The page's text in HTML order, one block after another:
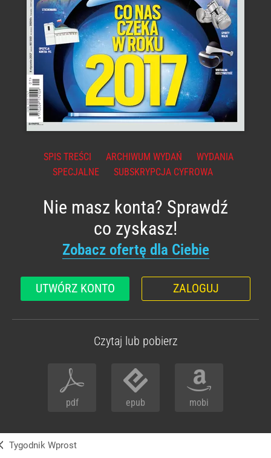
SPIS TREŚCI ARCHIWUM WYDAŃ
WYDANIA
SPECJALNE
SUBSKRYPCJA CYFROWA
Nie masz konta? Sprawdź
co zyskasz!
Zobacz ofertę dla Ciebie
UTWÓRZ KONTO ZALOGUJ
Czytaj lub pobierz
pdf epub mobi
Tygodnik Wprost